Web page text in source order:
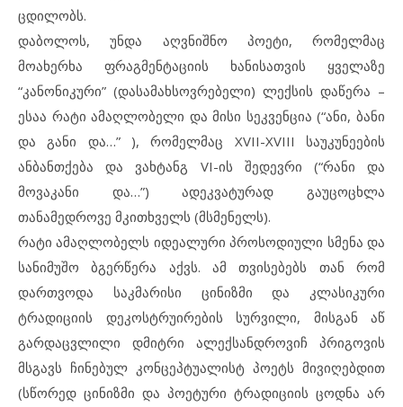
ცდილობს.
დაბოლოს, უნდა აღვნიშნო პოეტი, რომელმაც
მოახერხა ფრაგმენტაციის ხანისათვის ყველაზე
“კანონიკური” (დასამახსოვრებელი) ლექსის დაწერა –
ესაა რატი ამაღლობელი და მისი სეკვენცია (“ანი, ბანი
და განი და…” ), რომელმაც XVII-XVIII საუკუნეების
ანბანთქება და ვახტანგ VI-ის შედევრი (“რანი და
მოვაკანი და…”) ადეკვატურად გაუცოცხლა
თანამედროვე მკითხველს (მსმენელს).
რატი ამაღლობელს იდეალური პროსოდიული სმენა და
სანიმუშო ბგერწერა აქვს. ამ თვისებებს თან რომ
დართვოდა საკმარისი ცინიზმი და კლასიკური
ტრადიციის დეკოსტრუირების სურვილი, მისგან აწ
გარდაცვლილი დმიტრი ალექსანდროვიჩ პრიგოვის
მსგავს ჩინებულ კონცეპტუალისტ პოეტს მივიღებდით
(სწორედ ცინიზმი და პოეტური ტრადიციის ცოდნა არ